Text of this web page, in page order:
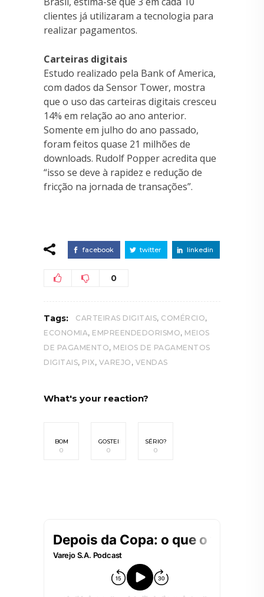
clientes já utilizaram a tecnologia para
realizar pagamentos.
Carteiras digitais
Estudo realizado pela Bank of America,
com dados da Sensor Tower, mostra
que o uso das carteiras digitais cresceu
14% em relação ao ano anterior.
Somente em julho do ano passado,
foram feitos quase 21 milhões de
downloads. Rudolf Popper acredita que
“isso se deve à rapidez e redução de
fricção na jornada de transações”.
facebook twitter linkedin
0
Tags: CARTEIRAS DIGITAIS, COMÉRCIO,
ECONOMIA, EMPREENDEDORISMO, MEIOS
DE PAGAMENTO, MEIOS DE PAGAMENTOS
DIGITAIS, PIX, VAREJO , VENDAS
What's your reaction?
BOM
0
GOSTEI
0
SÉRIO?
0